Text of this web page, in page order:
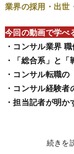
業界の採用・出世
今回の動画で学べ
・コンサル業界
・「総合系」と
・コンサル転職の
・コンサル経験
・担当記者が明
続きを